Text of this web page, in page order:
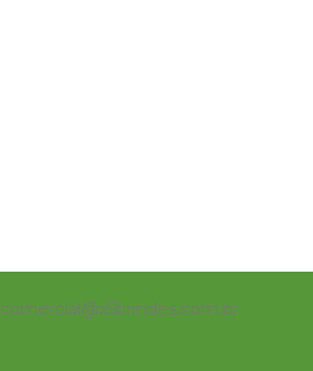
comercial@x5brindes.com.br